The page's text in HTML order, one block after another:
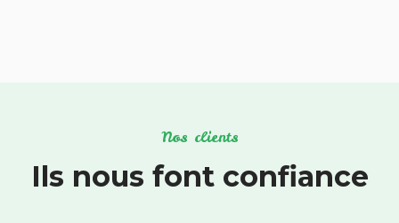
Nos clients
Ils nous font confiance